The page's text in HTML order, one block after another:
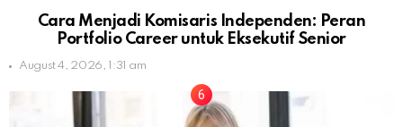
Cara Menjadi Komisaris Independen: Peran
Portfolio Career untuk Eksekutif Senior
August 4, 2026, 1:31 am